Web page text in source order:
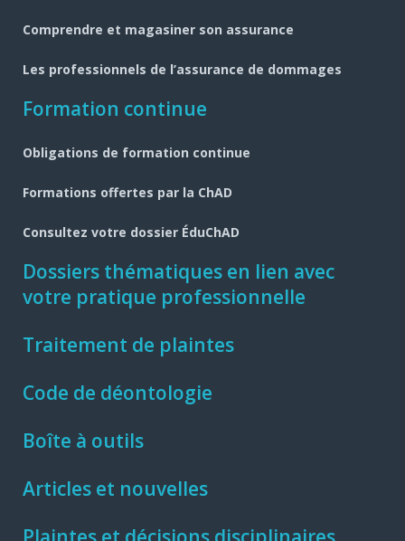
Comprendre et magasiner son assurance
Les professionnels de l’assurance de dommages
Formation continue
Obligations de formation continue
Formations offertes par la ChAD
Consultez votre dossier ÉduChAD
Dossiers thématiques en lien avec
votre pratique professionnelle
Traitement de plaintes
Code de déontologie
Boîte à outils
Articles et nouvelles